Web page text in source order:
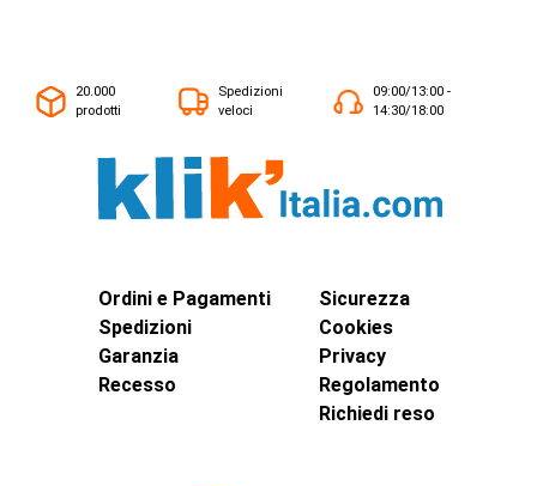
20.000
prodotti
Spedizioni
veloci
09:00/13:00 -
14:30/18:00
Ordini e Pagamenti
Spedizioni
Garanzia
Recesso
Sicurezza
Cookies
Privacy
Regolamento
Richiedi reso